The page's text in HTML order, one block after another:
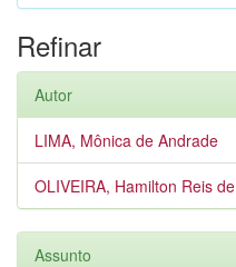
Refinar
Autor
LIMA, Mônica de Andrade
OLIVEIRA, Hamilton Reis de
Assunto